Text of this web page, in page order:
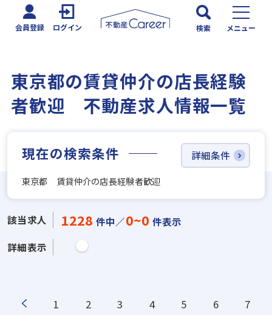
会員登録 ログイン 検索 メニュー
東京都の賃貸仲介の店長経験
者歓迎 不動産求人情報一覧
現在の検索条件
東京都 賃貸仲介の店長経験者歓迎
詳細条件
該当求人 1228 件中／0~0 件表示
詳細表示
1 2 3 4 5 6
7